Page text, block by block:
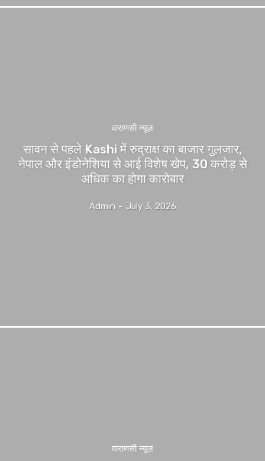
वाराणसी न्यूज़
सावन से पहले Kashi में रुद्राक्ष का बाजार गुलजार,
नेपाल और इंडोनेशिया से आई विशेष खेप, 30 करोड़ से
अधिक का होगा कारोबार
Admin - July 3, 2026
वाराणसी न्यूज़